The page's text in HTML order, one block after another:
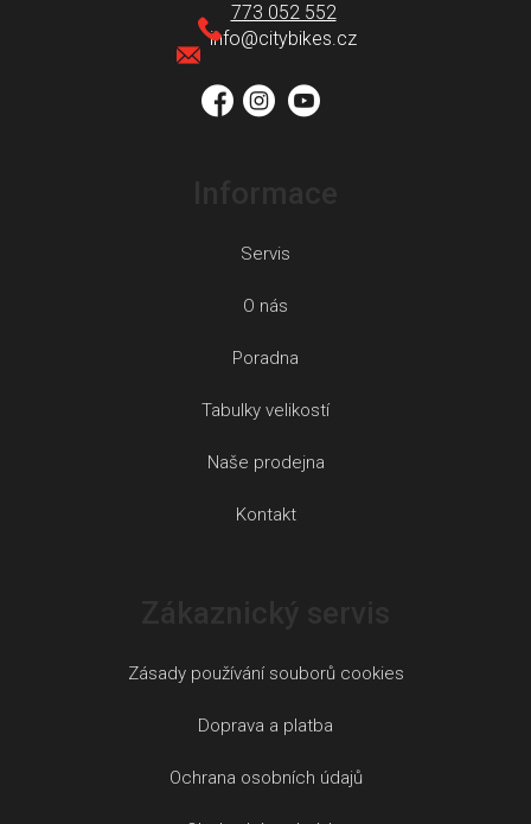
info@citybikes.cz
773 052 552
Servis
O nás
Poradna
Tabulky velikostí
Naše prodejna
Kontakt
Zásady používání souborů cookies
Doprava a platba
Ochrana osobních údajů